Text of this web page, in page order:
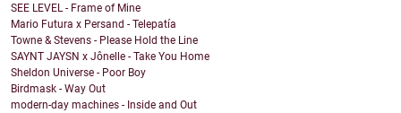
SEE LEVEL - Frame of Mine
Mario Futura x Persand - Telepatía
Towne & Stevens - Please Hold the Line
SAYNT JAYSN x Jônelle - Take You Home
Sheldon Universe - Poor Boy
Birdmask - Way Out
modern-day machines - Inside and Out